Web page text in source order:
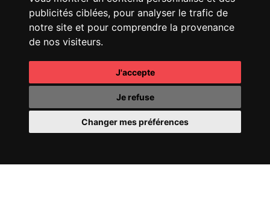
publicités ciblées, pour analyser le trafic de
notre site et pour comprendre la provenance
de nos visiteurs.
J'accepte
Je refuse
Changer mes préférences
CHANEL COCO
CHANEL OMBRE